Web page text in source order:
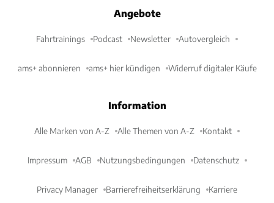
Angebote
Fahrtrainings Podcast Newsletter Autovergleich
ams+ abonnieren ams+ hier kündigen Widerruf digitaler Käufe
Information
Alle Marken von A-Z Alle Themen von A-Z Kontakt
Impressum AGB Nutzungsbedingungen Datenschutz
Privacy Manager Barrierefreiheitserklärung Karriere